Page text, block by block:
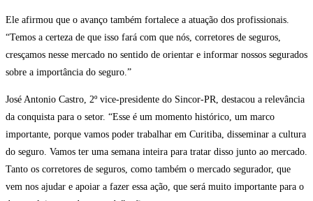
Ele afirmou que o avanço também fortalece a atuação dos profissionais.
“Temos a certeza de que isso fará com que nós, corretores de seguros,
cresçamos nesse mercado no sentido de orientar e informar nossos segurados
sobre a importância do seguro.”
José Antonio Castro, 2º vice-presidente do Sincor-PR, destacou a relevância
da conquista para o setor. “Esse é um momento histórico, um marco
importante, porque vamos poder trabalhar em Curitiba, disseminar a cultura
do seguro. Vamos ter uma semana inteira para tratar disso junto ao mercado.
Tanto os corretores de seguros, como também o mercado segurador, que
vem nos ajudar e apoiar a fazer essa ação, que será muito importante para o